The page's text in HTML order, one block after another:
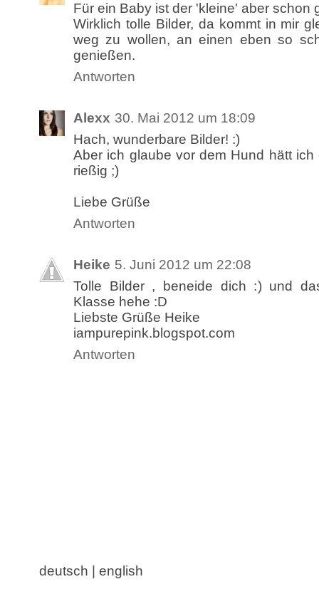
Für ein Baby ist der 'kleine' aber schon
Wirklich tolle Bilder, da kommt in mir
weg zu wollen, an einen eben so
genießen.
Antworten
Alexx 30. Mai 2012 um 18:09
Hach, wunderbare Bilder! :)
Aber ich glaube vor dem Hund hätt
rießig ;)
Liebe Grüße
Antworten
Heike 5. Juni 2012 um 22:08
Tolle Bilder , beneide dich :) und
Klasse hehe :D
Liebste Grüße Heike
iampurepink.blogspot.com
Antworten
deutsch | english